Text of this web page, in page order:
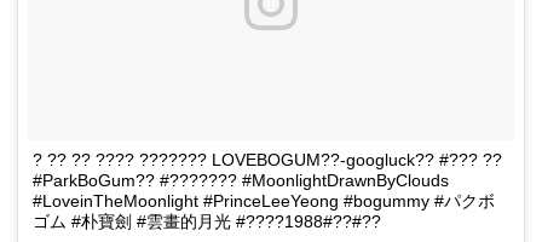
? ?? ?? ???? ??????? LOVEBOGUM??-googluck?? #??? ??
#ParkBoGum?? #??????? #MoonlightDrawnByClouds
#LoveinTheMoonlight #PrinceLeeYeong #bogummy #パクボ
ゴム #朴寶劍 #雲畫的月光 #????1988#??#??